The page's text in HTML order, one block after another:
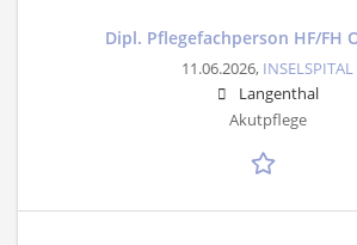
Dipl. Pflegefachperson HF/FH
11.06.2026, INSELSPITAL
Langenthal
Akutpflege